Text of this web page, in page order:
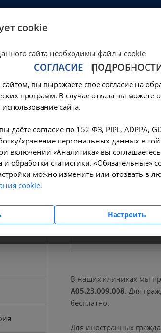
томография — Магнитно-
В наших клиниках мы
A05.23.009.008. Для
бесплатно.
Для иностранных
Да,
cookie
сайта необходимы файлы cookie
СОГЛАСИЕ
вы выражаете свое согласие на
программ. В случае отказа вы можете
сайта.
даёте согласие по 152-ФЗ, PIPL, ADPPA,
хранение персональных данных в
включении «Аналитика» вы
и обработки статистики. «Обязательные»
можно изменить или отозвать в
cookie.
Настроить